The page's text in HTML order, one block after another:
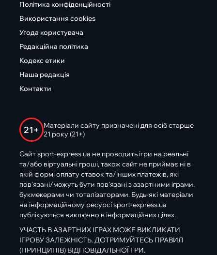
Політика конфіденційності
Використання cookies
Угода користувача
Редакційна політика
Кодекс етики
Наша редакція
Контакти
21+
Матеріали сайту призначені для осіб старше
21 року (21+)
Сайт sport-express.ua не проводить ігри на реальні
та/або віртуальні гроші, також сайт не приймає ні в
якій формі оплату ставок та/інших платежів, які
пов’язані/можуть бути пов’язані з азартними іграми,
букмекерами чи тоталізаторами. Будь-які матеріали
на інформаційному ресурсі sport-express.ua
публікуються виключно в інформаційних цілях.
УЧАСТЬ В АЗАРТНИХ ІГРАХ МОЖЕ ВИКЛИКАТИ
ІГРОВУ ЗАЛЕЖНІСТЬ. ДОТРИМУЙТЕСЬ ПРАВИЛ
(ПРИНЦИПІВ) ВІДПОВІДАЛЬНОЇ ГРИ.